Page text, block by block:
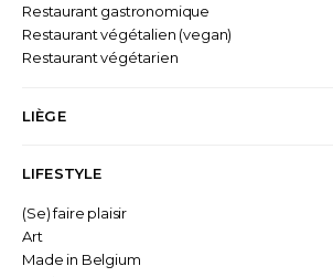
Restaurant gastronomique
Restaurant végétalien (vegan)
Restaurant végétarien
LIÈGE
LIFESTYLE
(Se) faire plaisir
Art
Made in Belgium